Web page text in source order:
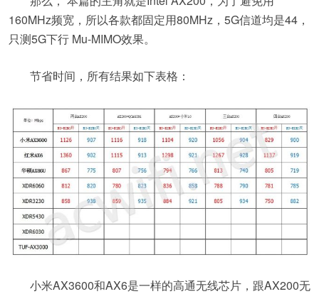
160MHz频宽，所以各款都固定用80MHz，5G信道均是44，
只测5G下行 Mu-MIMO效果。
节省时间，所有结果如下表格：
小米AX3600和AX6是一样的高通无线芯片，跟AX200无